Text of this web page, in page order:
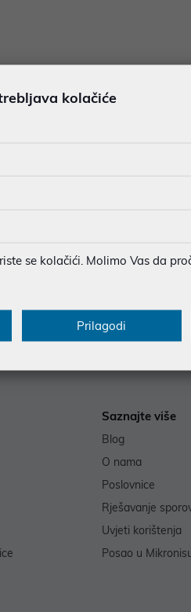
Saznajte više
Blog
O nama
Poslovnice
Rješavanje
Uvjeti korištenja
Posao u
kolačiće
se kolačići. Molimo Vas da
Prilagodi